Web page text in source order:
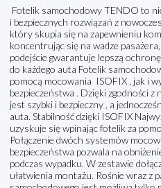
Fotelik samochodowy TENDO to
i bezpiecznych rozwiązań z
który skupia się na zapewnieniu
koncentrując się na wadze
podejście gwarantuje lepszą
do każdego auta Fotelik
pomocą mocowania ISOFIX , jak i
bezpieczeństwa . Dzięki zgodności
jest szybki i bezpieczny , a
auta. Stabilność dzięki ISOFIX
uzyskuje się wpinając fotelik za
Połączenie dwóch systemów
bezpieczeństwa pozwala na
podczas wypadku. W zestawie
ułatwienia montażu. Rośnie wraz z